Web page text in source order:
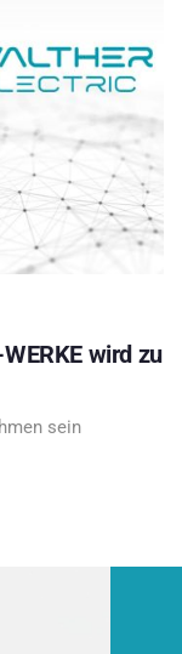
wird zu
sein